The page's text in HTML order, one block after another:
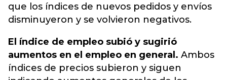
que los índices de nuevos pedidos y envíos
disminuyeron y se volvieron negativos.
El índice de empleo subió y sugirió
aumentos en el empleo en general. Ambos
índices de precios subieron y siguen